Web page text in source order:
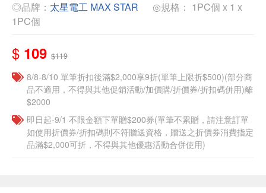
◎品牌： 太星電工 MAX STAR
◎規格： 1PC個 x 1 x
1PC個
$ 109 $119
8/8-8/10 單筆折扣後滿$2,000享9折(單筆上限折$500)(部分商
品不適用，不得與其他促銷活動/加價購/折價券/折扣碼併用)離
$2000
即日起-9/1 不限金額下單贈$200券(單筆不累贈，請注意訂單
如使用折價券/折扣碼則不符贈送資格，贈送之折價券消費指定
品滿$2,000可折，不得與其他優惠活動合併使用)